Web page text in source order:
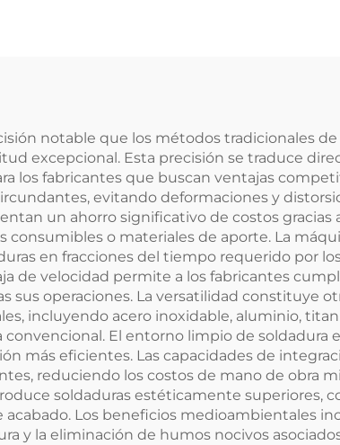
notable que los métodos tradicionales
excepcional. Esta precisión se traduce
los fabricantes que buscan ventajas
evitando deformaciones y
un ahorro significativo de costos
o materiales de aporte. La
en fracciones del tiempo requerido por
de velocidad permite a los fabricantes
operaciones. La versatilidad constituye
incluyendo acero inoxidable, aluminio,
El entorno limpio de soldadura
más eficientes. Las capacidades de
reduciendo los costos de mano de obra
soldaduras estéticamente superiores,
Los beneficios medioambientales
y la eliminación de humos nocivos